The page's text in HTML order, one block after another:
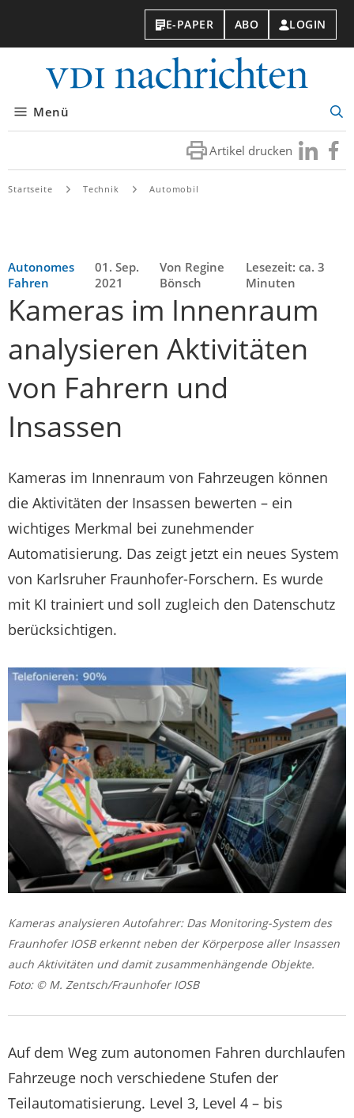
E-PAPER ABO LOGIN
Menü
Artikel drucken Besuchen
Sie
Sie
Startseite Technik Automobil
Autonomes
Fahren
01. Sep.
2021
Von Regine
Bönsch
Lesezeit: ca. 3
Minuten
Kameras im Innenraum
analysieren Aktivitäten
von Fahrern und
Insassen
Kameras im Innenraum von Fahrzeugen können
die Aktivitäten der Insassen bewerten – ein
wichtiges Merkmal bei zunehmender
Automatisierung. Das zeigt jetzt ein neues System
von Karlsruher Fraunhofer-Forschern. Es wurde
mit KI trainiert und soll zugleich den Datenschutz
berücksichtigen.
Kameras analysieren Autofahrer: Das Monitoring-System des
Fraunhofer IOSB erkennt neben der Körperpose aller Insassen
auch Aktivitäten und damit zusammenhängende Objekte.
Foto: © M. Zentsch/Fraunhofer IOSB
Auf dem Weg zum autonomen Fahren durchlaufen
Fahrzeuge noch verschiedene Stufen der
Teilautomatisierung. Level 3, Level 4 – bis